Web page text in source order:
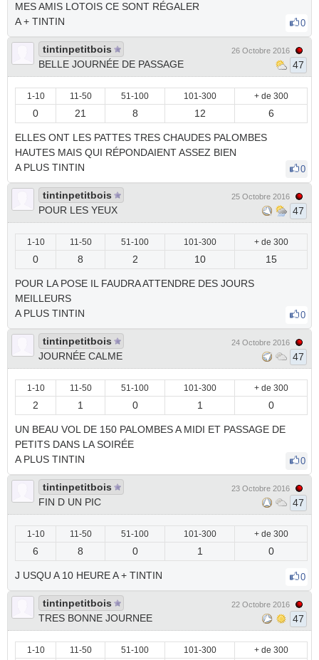
MES AMIS LOTOIS CE SONT RÉGALER
A + TINTIN
0
tintinpetitbois
BELLE JOURNÉE DE PASSAGE
26 Octobre 2016
47
1-10 11-50 51-100 101-300 + de 300
0 21 8 12 6
ELLES ONT LES PATTES TRES CHAUDES PALOMBES
HAUTES MAIS QUI RÉPONDAIENT ASSEZ BIEN
A PLUS TINTIN
0
tintinpetitbois
POUR LES YEUX
25 Octobre 2016
47
1-10 11-50 51-100 101-300 + de 300
0 8 2 10 15
POUR LA POSE IL FAUDRA ATTENDRE DES JOURS
MEILLEURS
A PLUS TINTIN
0
tintinpetitbois
JOURNÉE CALME
24 Octobre 2016
47
1-10 11-50 51-100 101-300 + de 300
2 1 0 1 0
UN BEAU VOL DE 150 PALOMBES A MIDI ET PASSAGE DE
PETITS DANS LA SOIRÉE
A PLUS TINTIN
0
tintinpetitbois
FIN D UN PIC
23 Octobre 2016
47
1-10 11-50 51-100 101-300 + de 300
6 8 0 1 0
J USQU A 10 HEURE A + TINTIN 0
tintinpetitbois
TRES BONNE JOURNEE
22 Octobre 2016
47
1-10 11-50 51-100 101-300 + de 300